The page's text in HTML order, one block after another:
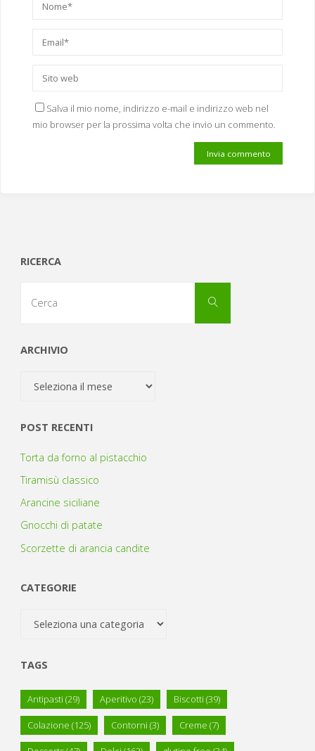
Salva il mio nome, indirizzo e-mail e indirizzo web nel
mio browser per la prossima volta che invio un commento.
RICERCA
Cerca
ARCHIVIO
POST RECENTI
Torta da forno al pistacchio
Tiramisù classico
Arancine siciliane
Gnocchi di patate
Scorzette di arancia candite
CATEGORIE
TAGS
Antipasti (29) Aperitivo (23) Biscotti (39)
Colazione (125) Contorni (3) Creme (7)